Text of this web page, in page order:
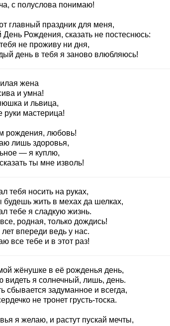
с полуслова понимаю!
главный праздник для меня,
День Рождения, сказать не постеснюсь:
не проживу ни дня,
день в тебя я заново влюбляюсь!
жена
и умна!
и львица,
руки мастерица!
рождения, любовь!
лишь здоровья,
— я куплю,
ты мне изволь!
тебя носить на руках,
будешь жить в мехах да шелках,
тебе я сладкую жизнь.
родная, только дождись!
впереди ведь у нас.
все тебе и в этот раз!
жёнушке в её рожденья день,
видеть я солнечный, лишь, день.
сбывается задуманное и всегда,
не тронет грусть-тоска.
я желаю, и растут пускай мечты,